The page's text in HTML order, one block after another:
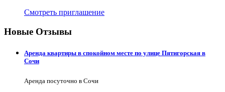
Смотреть приглашение
Новые Отзывы
Аренда квартиры в спокойном месте по улице Пятигорская в
Сочи
Аренда посуточно в Сочи